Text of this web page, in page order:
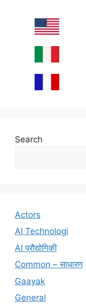
Search
Actors
AI Technologi
AI प्रौद्योगिकी
Common – साधारण
Gaayak
General